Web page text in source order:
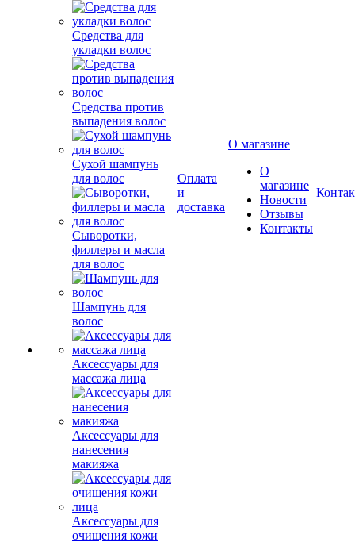
Средства для
укладки волос
Средства против
выпадения волос
Сухой шампунь
для волос
Сыворотки,
филлеры и масла
для волос
Шампунь для
волос
Аксессуары для
массажа лица
Аксессуары для
нанесения
макияжа
Аксессуары для
очищения кожи
Оплата
и
доставка
О магазине
О
магазине
Новости
Отзывы
Контакты